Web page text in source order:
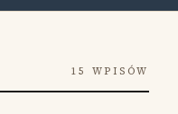
15 WPISÓW